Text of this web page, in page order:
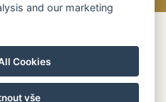
08 Aug. 2026
and our marketing
Cookies
vše